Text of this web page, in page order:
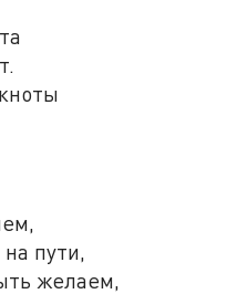
пути,
желаем,